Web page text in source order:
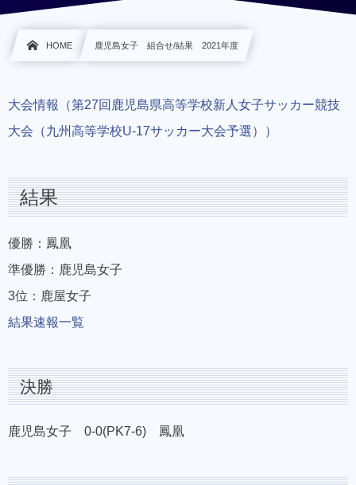
HOME 鹿児島女子 組合せ/結果 2021年度
大会情報（第27回鹿児島県高等学校新人女子サッカー競技
大会（九州高等学校U-17サッカー大会予選））
結果
優勝：鳳凰
準優勝：鹿児島女子
3位：鹿屋女子
結果速報一覧
決勝
鹿児島女子 0-0(PK7-6) 鳳凰